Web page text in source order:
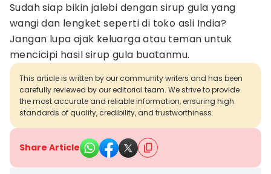
Sudah siap bikin jalebi dengan sirup gula yang
wangi dan lengket seperti di toko asli India?
Jangan lupa ajak keluarga atau teman untuk
mencicipi hasil sirup gula buatanmu.
This article is written by our community writers and has been
carefully reviewed by our editorial team. We strive to provide
the most accurate and reliable information, ensuring high
standards of quality, credibility, and trustworthiness.
Share Article